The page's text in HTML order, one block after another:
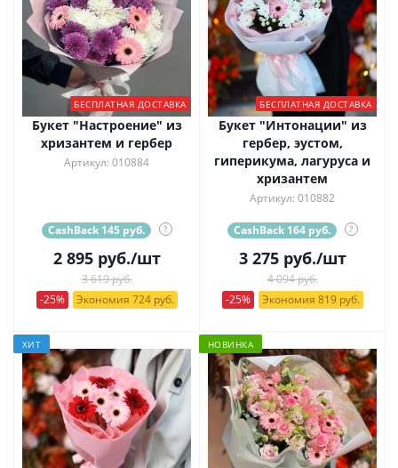
БЕСПЛАТНАЯ ДОСТАВКА
Букет "Настроение" из
хризантем и гербер
Артикул: 010884
CashBack 145 руб. ?
2 895руб./шт
3 619 руб.
-25%
Экономия 724 руб.
БЕСПЛАТНАЯ ДОСТАВКА
Букет "Интонации" из
гербер, эустом,
гиперикума, лагуруса и
хризантем
Артикул: 010882
CashBack 164 руб. ?
3 275руб./шт
4 094 руб.
-25%
Экономия 819 руб.
ХИТ НОВИНКА